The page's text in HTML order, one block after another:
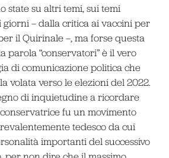
state su altri temi, sui temi
– dalla critica ai vaccini per
il Quirinale –, ma forse questa
parola “conservatori” è il vero
di comunicazione politica che
volata verso le elezioni del 2022.
di inquietudine a ricordare
fu un movimento
tedesco da cui
importanti del successivo